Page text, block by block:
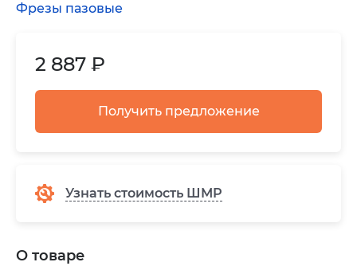
2 887 ₽
Получить предложение
Узнать стоимость ШМР
Фрезы пазовые
О товаре